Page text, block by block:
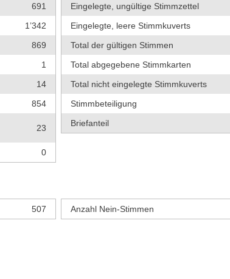
691
1’342
869
1
14
854
23
0
Eingelegte, ungültige Stimmzettel
Eingelegte, leere Stimmkuverts
Total der gültigen Stimmen
Total abgegebene Stimmkarten
Total nicht eingelegte Stimmkuverts
Stimmbeteiligung
Briefanteil
507 Anzahl Nein-Stimmen